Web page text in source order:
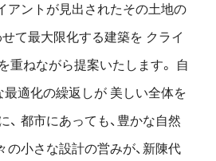
アントが見出されたその土地の
て最大限化する建築を クライ
重ねながら提案いたします。
自
最適化の繰返しが 美しい全体を
都市にあっても、豊かな自然
の小さな設計の営みが、新陳代